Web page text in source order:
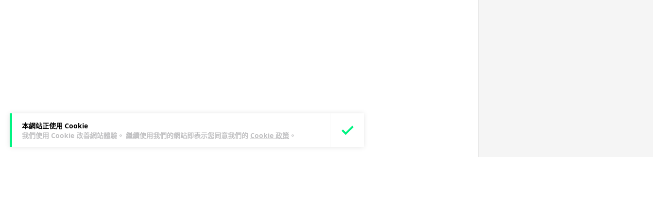
本網站正使用 Cookie
我們使用 Cookie 改善網站體驗。 繼續使用我們的網站即表示您同意我們的 Cookie 政策 。